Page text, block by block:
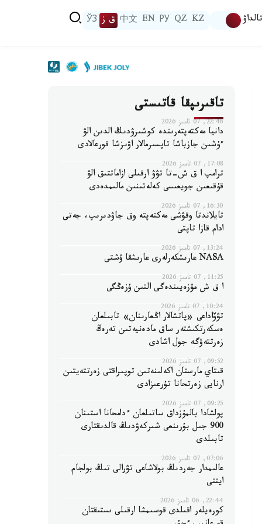
تالداۋ KZ
QZ
РУ
EN
中文 ق ز ЎЗ
تاقىرىپقا قاتىستى
22:46, 07 تامىز 2026
دانيا مەكتەپتەرىندە كوشىرۋدىڭ الدىن الۋ
ءۇشىن جازباشا تاپسىرمالار اۋىزشا قورعالادى
17:08, 07 تامىز 2026
ترامپ ا ق ش-تا تۋۋ ارقىلى ازاماتتىق الۋ
قۇقىعىن جويعىسى كەلەتىنىن مالىمدەدى
16:30, 07 تامىز 2026
تايلاندتا وقۋشى مەكتەپتە وق جاۋدىرىپ، جەتى
ادام قازا تاپتى
13:24, 07 تامىز 2026
NASA عارىشكەرلەرى عارىشقا ۇشتى
11:25, 07 تامىز 2026
ا ق ش مۋزەيىندەگى التىن ۇزەڭگى
10:24, 07 تامىز 2026
تۋۆاداعى «پاتشالار اڭعارىنان» تابىلعان
ەسكەرتكىشتەر ساق مادەنيەتىن تەرەڭ
زەرتتەۋگە جول اشادى
09:52, 07 تامىز 2026
قىتاي مارستان اكەلىنەتىن توپىراقتى زەرتتەيتىن
ارنايى زەرتحانا تۇرعىزادى
09:25, 07 تامىز 2026
پولشادا بالمۇزداق ساتىلعان ءدامحانا استىنان
900 جىل بۇرىنعى شىركەۋدىڭ قالدىقتارى
تابىلدى
07:06, 07 تامىز 2026
عالىمدار جەردىڭ بولاشاعى تۋرالى تىڭ بولجام
ايتتى
22:44, 06 تامىز 2026
كورەيلەر اقىلدى قوسىمشا ارقىلى ىستىقتان